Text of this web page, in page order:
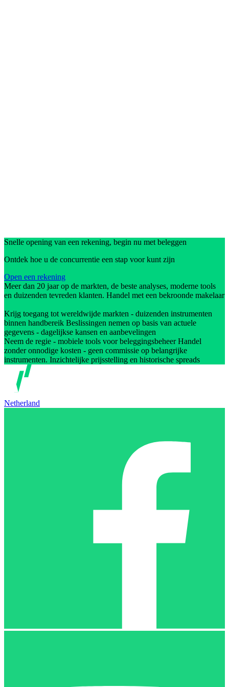
Snelle opening van een rekening, begin nu met beleggen
Ontdek hoe u de concurrentie een stap voor kunt zijn
Open een rekening
Meer dan 20 jaar op de markten, de beste analyses, moderne tools
en duizenden tevreden klanten. Handel met een bekroonde makelaar
Krijg toegang tot wereldwijde markten - duizenden instrumenten
binnen handbereik Beslissingen nemen op basis van actuele
gegevens - dagelijkse kansen en aanbevelingen
Neem de regie - mobiele tools voor beleggingsbeheer Handel
zonder onnodige kosten - geen commissie op belangrijke
instrumenten. Inzichtelijke prijsstelling en historische spreads
Netherland